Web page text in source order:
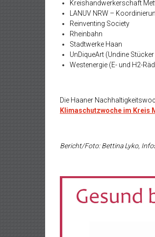
Kreishandwerkerschaft
LANUV NRW –
Reinventing Society
Rheinbahn
Stadtwerke Haan
UnDiqueArt (Undine
Westenergie (E- und H2-
Die Haaner
Klimaschutzwoche im Kreis
Bericht/Foto: Bettina Lyko,